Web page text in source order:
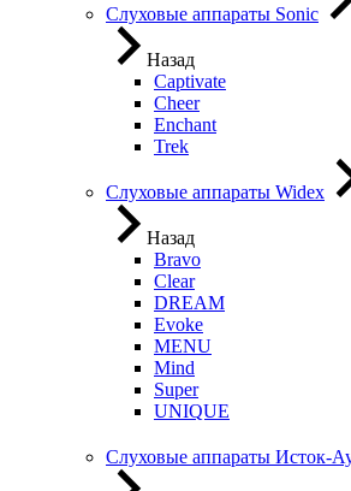
Слуховые аппараты Sonic
Назад
Captivate
Cheer
Enchant
Trek
Слуховые аппараты Widex
Назад
Bravo
Clear
DREAM
Evoke
MENU
Mind
Super
UNIQUE
Слуховые аппараты Исток-